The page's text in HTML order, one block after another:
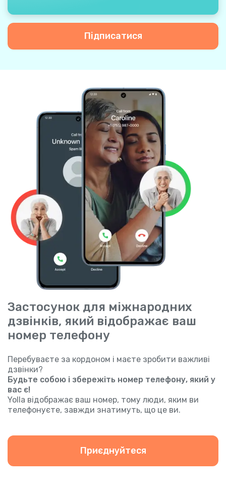
Підписатися
Застосунок для міжнародних
дзвінків, який відображає ваш
номер телефону
Перебуваєте за кордоном і маєте зробити важливі
дзвінки?
Будьте собою і збережіть номер телефону, який у
вас є!
Yolla відображає ваш номер, тому люди, яким ви
телефонуєте, завжди знатимуть, що це ви.
Приєднуйтеся